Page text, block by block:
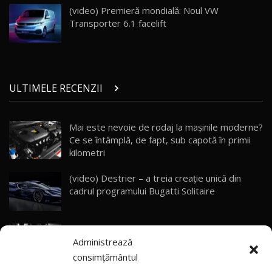
Administrează
consimțământul
26
AutoBlog.MD
10:57
28
Noul Geely Monjaro 2025! Mai ieftin și mai
dotat / Test Drive AutoBlog.MD
29
ZEEKR 9X - PRIMUL TEST DRIVE ÎN ROMÂNĂ!
CUM SE CONDUCE?
33:40
30
Primele impresii despre BYD Seal U DM-i,
Sealion 7 și Seal 5 DM-i / Test Drive
AutoBlog.MD
13:56
(video) Premieră mondială: Noul VW
Transporter 6.1 facelift
ULTIMELE RECENZII
Mai este nevoie de rodaj la mașinile moderne?
Ce se întâmplă, de fapt, sub capotă în primii
kilometri
(video) Destrier – a treia creație unică din
cadrul programului Bugatti Solitaire
(video) SRT prezintă tehnologia eBoost Air
care elimină decalajul turbo